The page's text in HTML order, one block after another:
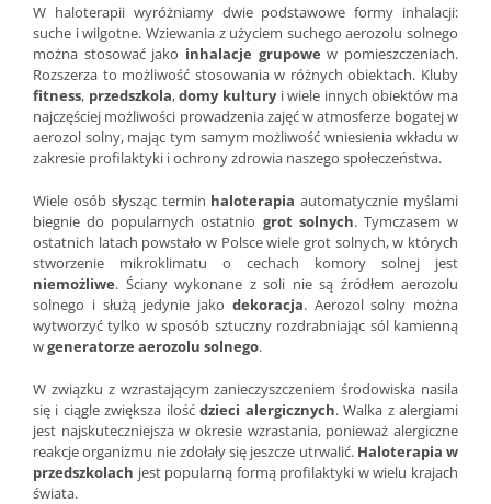
W haloterapii wyróżniamy dwie podstawowe formy inhalacji:
suche i wilgotne. Wziewania z użyciem suchego aerozolu solnego
można stosować jako inhalacje grupowe w pomieszczeniach.
Rozszerza to możliwość stosowania w różnych obiektach. Kluby
fitness, przedszkola,domy kulturyi wiele innych obiektów ma
najczęściej możliwości prowadzenia zajęć w atmosferze bogatej w
aerozol solny, mając tym samym możliwość wniesienia wkładu w
zakresie profilaktyki i ochrony zdrowia naszego społeczeństwa.
Wiele osób słysząc termin haloterapia automatycznie myślami
biegnie do popularnych ostatnio grot solnych. Tymczasem w
ostatnich latach powstało w Polsce wiele grot solnych, w których
stworzenie mikroklimatu o cechach komory solnej jest
niemożliwe. Ściany wykonane z soli nie są źródłem aerozolu
solnego i służą jedynie jako dekoracja. Aerozol solny można
wytworzyć tylko w sposób sztuczny rozdrabniając sól kamienną
wgeneratorze aerozolu solnego.
W związku z wzrastającym zanieczyszczeniem środowiska nasila
się i ciągle zwiększa ilośćdzieci alergicznych. Walka z alergiami
jest najskuteczniejsza w okresie wzrastania, ponieważ alergiczne
reakcje organizmu nie zdołały się jeszcze utrwalić. Haloterapia w
przedszkolach jest popularną formą profilaktyki w wielu krajach
świata.